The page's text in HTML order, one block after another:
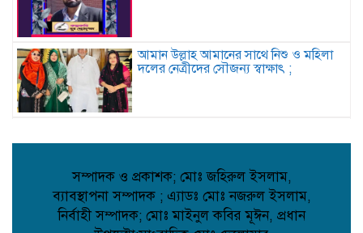
আমান উল্লাহ আমানের সাথে নিশু ও মহিলা
দলের নেত্রীদের সৌজন্য স্বাক্ষাৎ ;
সম্প্রীতি রক্ষায় প্রশাসনের কঠোর নজরদারি
জননেতা শাহরিয়ার ইমন: জালালপুর
ইউনিয়নের মাটি ও মানুষের আস্থার প্রতীক;
সম্পাদক ও প্রকাশক; মোঃ জহিরুল ইসলাম,
ব্যাবস্থাপনা সম্পাদক ; এ্যাডঃ মোঃ নজরুল ইসলাম,
নির্বাহী সম্পাদক; মোঃ মাইনুল কবির মূঈন, প্রধান